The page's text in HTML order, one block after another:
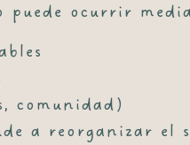
puede ocurrir
comunidad)
a reorganizar el